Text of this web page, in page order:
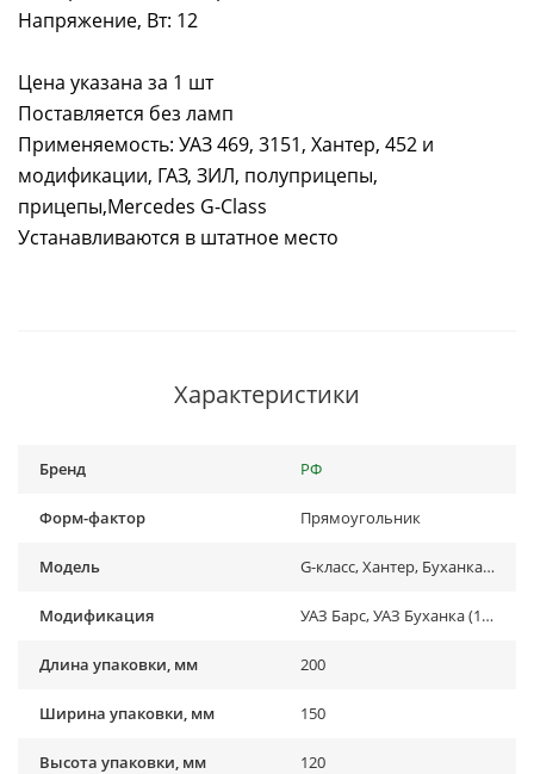
Напряжение, Вт: 12
Цена указана за 1 шт
Поставляется без ламп
Применяемость: УАЗ 469, 3151, Хантер, 452 и
модификации, ГАЗ, ЗИЛ, полуприцепы,
прицепы,Mercedes G-Class
Устанавливаются в штатное место
Характеристики
Бренд РФ
Форм-фактор Прямоугольник
Модель G-класс, Хантер, Буханка, 3151
Модификация УАЗ Барс, УАЗ Буханка (1958-...) , УАЗ Хантер (2003-...), УАЗ-3151
Длина упаковки, мм 200
Ширина упаковки, мм 150
Высота упаковки, мм 120